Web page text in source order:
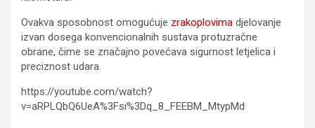
Ovakva sposobnost omogućuje zrakoplovima djelovanje
izvan dosega konvencionalnih sustava protuzračne
obrane, čime se značajno povećava sigurnost letjelica i
preciznost udara.
https://youtube.com/watch?
v=aRPLQbQ6UeA%3Fsi%3Dq_8_FEEBM_MtypMd